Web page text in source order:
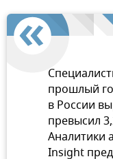
прошлый
в России
превысил
Аналитики
Insight